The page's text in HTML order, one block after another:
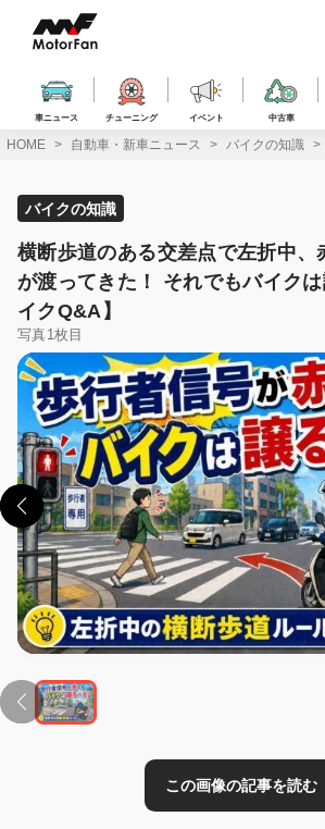
ス
車ニュース チューニング イベント 中古車
HOME 自動車・新車ニュース バイクの知識
バイクの知識
横断歩道のある交差点で左折中、
が渡ってきた！ それでもバイク
イクQ&A】
写真1枚目
この画像の記事を読む